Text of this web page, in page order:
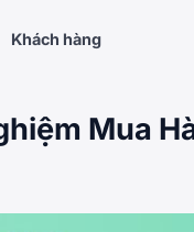
Khách hàng
Mua